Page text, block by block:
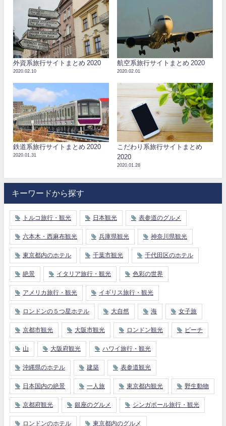
外資系旅行サイトまとめ 2020
2020.02.10
航空系旅行サイトまとめ 2020
2020.02.01
鉄道系旅行サイトまとめ 2020
2020.01.31
こだわり系旅行サイトまとめ
2020
2020.01.28
キーワードから探す
トルコ旅行・観光 日本観光 表参道のグルメ
六本木・西麻布観光 兵庫県観光 神奈川県観光
東京都内のホテル 千葉市観光 千代田区のホテル
絶景 イタリア旅行・観光 色彩の世界
アメリカ旅行・観光 イギリス旅行・観光
ロンドンの５つ星ホテル 大自然 海 女子旅
京都市観光 大阪市観光 ロンドン観光 ビーチ
山 大阪府観光 ハワイ旅行・観光
沖縄県のホテル 建築 表参道観光
日本国内の絶景 一人旅 東京都内観光 野生動物
京都府観光 銀座のグルメ シンガポール旅行・観光
ロンドンのホテル 東京都内のグルメ